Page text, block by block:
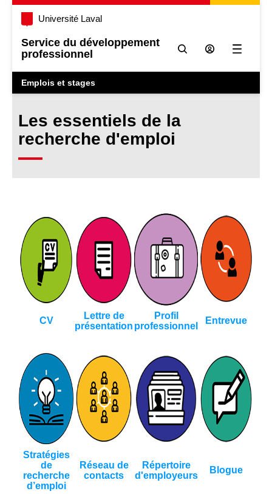
Université Laval
Service du développement
professionnel
Ouvrir
Emplois et stages
Les essentiels de la
recherche d'emploi
CV
Lettre de
présentation
Profil
professionnel
Entrevue
Stratégies
de
recherche
d’emploi
Réseau de
contacts
Répertoire
d'employeurs
Blogue